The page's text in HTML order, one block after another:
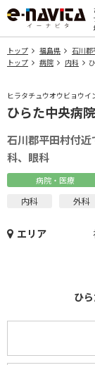
トップ 福島県 石川郡
トップ
病院 内科
ヒラタチュウオウビョウイ
ひらた中央病院
石川郡平田村付
科、眼科
病院・医療
内科 外科
エリア
ひ